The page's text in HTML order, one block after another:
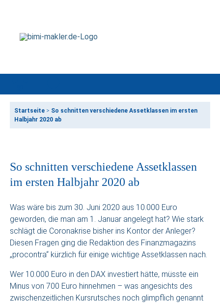
Startseite > So schnitten verschiedene Assetklassen im ersten
Halbjahr 2020 ab
So schnitten verschiedene Assetklassen
im ersten Halbjahr 2020 ab
Was wäre bis zum 30. Juni 2020 aus 10.000 Euro
geworden, die man am 1. Januar angelegt hat? Wie stark
schlägt die Coronakrise bisher ins Kontor der Anleger?
Diesen Fragen ging die Redaktion des Finanzmagazins
„procontra“ kürzlich für einige wichtige Assetklassen nach.
Wer 10.000 Euro in den DAX investiert hätte, müsste ein
Minus von 700 Euro hinnehmen – was angesichts des
zwischenzeitlichen Kursrutsches noch glimpflich genannt